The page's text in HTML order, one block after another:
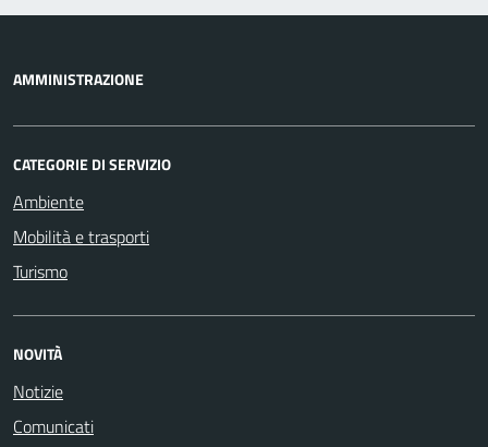
AMMINISTRAZIONE
CATEGORIE DI SERVIZIO
Ambiente
Mobilità e trasporti
Turismo
NOVITÀ
Notizie
Comunicati